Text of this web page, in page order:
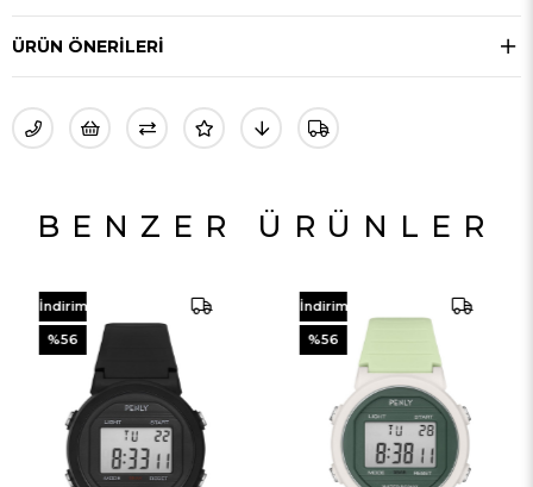
ÜRÜN ÖNERILERI
BENZER ÜRÜNLER
İndirim
%56
İndirim
%55